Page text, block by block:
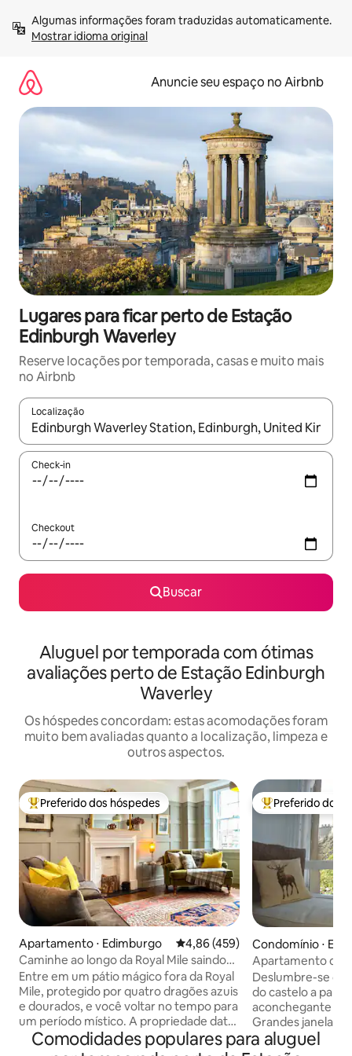
para
Mostrar idioma original
Anuncie seu espaço no Airbnb
Lugares para ficar perto de Estação
Edinburgh Waverley
Reserve locações por temporada, casas e muito mais
no Airbnb
Localização
Quando os resultados estiverem disponíveis, explore-os
Check-in
Checkout
Buscar
Aluguel por temporada com ótimas
avaliações perto de Estação Edinburgh
Waverley
Os hóspedes concordam: estas acomodações foram
muito bem avaliadas quanto a localização, limpeza e
outros aspectos.
Entre os melhores preferidos dos hóspedes
Preferido dos hóspedes
Apartamento ⋅ Edimburgo 4,86 de uma avaliação média de
4,86 (459)
Caminhe ao longo da Royal Mile saindo
de um apartamento elegante
Entre em um pátio mágico fora da Royal
Mile, protegido por quatro dragões azuis
e dourados, e você voltar no tempo para
um período místico. A propriedade data
de 1790, mas foi atualizada com
simpatia. As maravilhas do Festival de
Entre os
Preferido dos
Condomínio ⋅
Apartamento
para o castelo na
Deslumbre-se
do castelo a
aconchegante e
Grandes janelas
decoração com
mistura de
Comodidades populares para aluguel